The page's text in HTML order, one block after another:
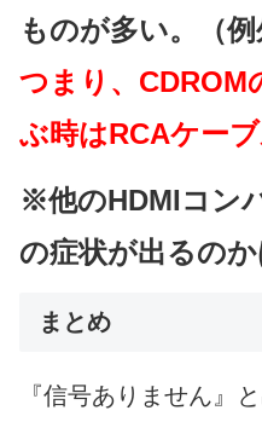
ものが多い。（例
つまり、CDROM
ぶ時はRCAケー
※他のHDMIコン
の症状が出るのか
まとめ
『信号ありません』